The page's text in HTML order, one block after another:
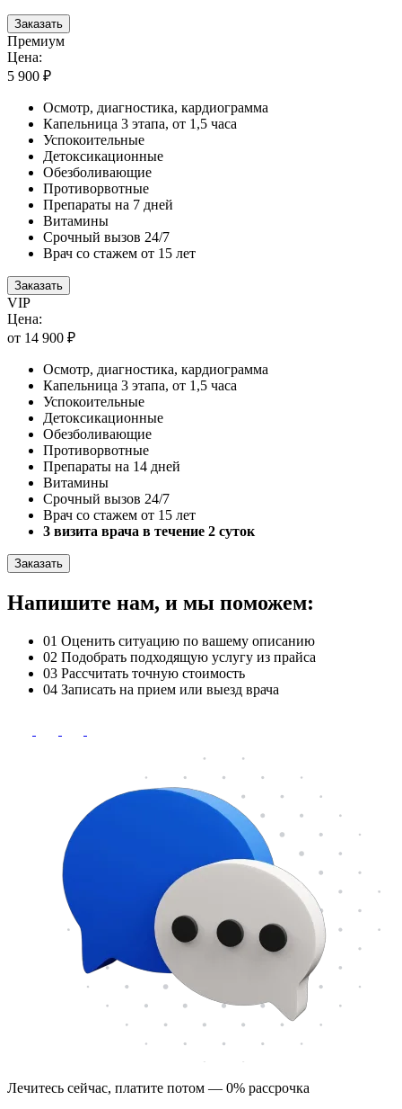
Заказать
Премиум
Цена:
5 900 ₽
Осмотр, диагностика, кардиограмма
Капельница 3 этапа, от 1,5 часа
Успокоительные
Детоксикационные
Обезболивающие
Противорвотные
Препараты на 7 дней
Витамины
Срочный вызов 24/7
Врач со стажем от 15 лет
Заказать
VIP
Цена:
от 14 900 ₽
Осмотр, диагностика, кардиограмма
Капельница 3 этапа, от 1,5 часа
Успокоительные
Детоксикационные
Обезболивающие
Противорвотные
Препараты на 14 дней
Витамины
Срочный вызов 24/7
Врач со стажем от 15 лет
3 визита врача в течение 2 суток
Заказать
Напишите нам, и мы поможем:
01 Оценить ситуацию по вашему описанию
02 Подобрать подходящую услугу из прайса
03 Рассчитать точную стоимость
04 Записать на прием или выезд врача
Лечитесь сейчас, платите потом — 0% рассрочка